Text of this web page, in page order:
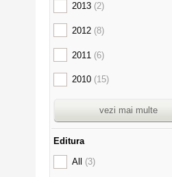
2013 (2)
2012 (8)
2011 (6)
2010 (15)
vezi mai multe
Editura
All (3)